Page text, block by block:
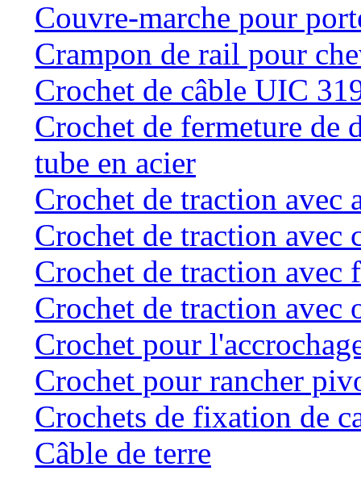
Couvre-marche pour
Crampon de rail pour
Crochet de câble UIC
Crochet de fermeture de
tube en acier
Crochet de traction avec
Crochet de traction avec
Crochet de traction avec
Crochet de traction avec
Crochet pour
Crochet pour rancher
Crochets de fixation de
Câble de terre